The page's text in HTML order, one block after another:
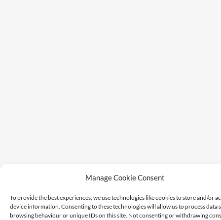
Manage Cookie Consent
To provide the best experiences, we use technologies like cookies to store and/or
device information. Consenting to these technologies will allow us to process data
browsing behaviour or unique IDs on this site. Not consenting or withdrawing